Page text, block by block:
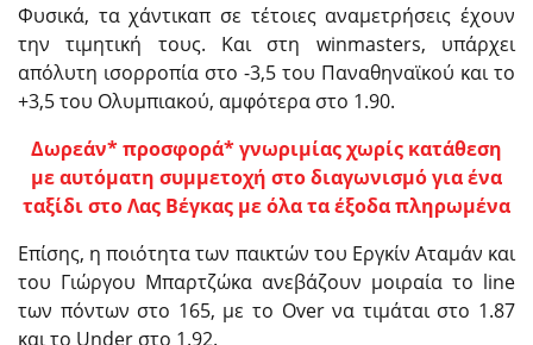
Φυσικά, τα χάντικαπ σε τέτοιες αναμετρήσεις έχουν
την τιμητική τους. Και στη winmasters, υπάρχει
απόλυτη ισορροπία στο -3,5 του Παναθηναϊκού και το
+3,5 του Ολυμπιακού, αμφότερα στο 1.90.
Δωρεάν* προσφορά* γνωριμίας χωρίς κατάθεση
με αυτόματη συμμετοχή στο διαγωνισμό για ένα
ταξίδι στο Λας Βέγκας με όλα τα έξοδα πληρωμένα
Επίσης, η ποιότητα των παικτών του Εργκίν Αταμάν και
του Γιώργου Μπαρτζώκα ανεβάζουν μοιραία το line
των πόντων στο 165, με το Over να τιμάται στο 1.87
και το Under στο 1.92.